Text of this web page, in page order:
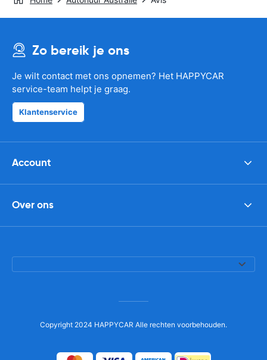
Zo bereik je ons
Je wilt contact met ons opnemen? Het HAPPYCAR
service-team helpt je graag.
Klantenservice
Account
Over ons
Copyright 2024 HAPPYCAR Alle rechten voorbehouden.